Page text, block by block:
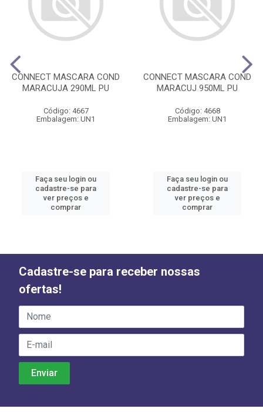
CONNECT MASCARA COND
MARACUJA 290ML PU
Código: 4667
Embalagem: UN1
Faça seu login ou
cadastre-se para
ver preços e
comprar
CONNECT MASCARA COND
MARACUJ 950ML PU
Código: 4668
Embalagem: UN1
Faça seu login ou
cadastre-se para
ver preços e
comprar
Cadastre-se para receber nossas
ofertas!